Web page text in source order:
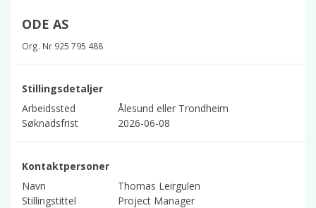
ODE AS
Org. Nr 925 795 488
Stillingsdetaljer
Arbeidssted
Ålesund eller Trondheim
Søknadsfrist
2026-06-08
Kontaktpersoner
Navn
Thomas Leirgulen
Stillingstittel
Project Manager